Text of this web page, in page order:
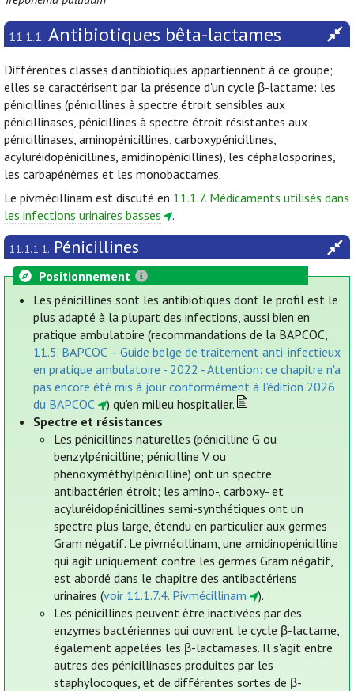
11.1.1. Antibiotiques bêta-lactames
Différentes classes d'antibiotiques appartiennent à ce groupe;
elles se caractérisent par la présence d'un cycle β-lactame: les
pénicillines (pénicillines à spectre étroit sensibles aux
pénicillinases, pénicillines à spectre étroit résistantes aux
pénicillinases, aminopénicillines, carboxypénicillines,
acyluréidopénicillines, amidinopénicillines), les céphalosporines,
les carbapénèmes et les monobactames.
Le pivmécillinam est discuté en 11.1.7. Médicaments utilisés dans
les infections urinaires basses
.
11.1.1.1. Pénicillines
Positionnement
Les pénicillines sont les antibiotiques dont le profil est le
plus adapté à la plupart des infections, aussi bien en
pratique ambulatoire (recommandations de la BAPCOC,
11.5. BAPCOC – Guide belge de traitement anti-infectieux
en pratique ambulatoire - 2022 - Attention: ce chapitre n'a
pas encore été mis à jour conformément à l'édition 2026
du BAPCOC
) qu’en milieu hospitalier.
Spectre et résistances
Les pénicillines naturelles (pénicilline G ou
benzylpénicilline; pénicilline V ou
phénoxyméthylpénicilline) ont un spectre
antibactérien étroit; les amino-, carboxy- et
acyluréidopénicillines semi-synthétiques ont un
spectre plus large, étendu en particulier aux germes
Gram négatif. Le pivmécillinam, une amidinopénicilline
qui agit uniquement contre les germes Gram négatif,
est abordé dans le chapitre des antibactériens
urinaires (voir 11.1.7.4. Pivmécillinam
).
Les pénicillines peuvent être inactivées par des
enzymes bactériennes qui ouvrent le cycle β-lactame,
également appelées les β-lactamases. Il s'agit entre
autres des pénicillinases produites par les
staphylocoques, et de différentes sortes de β-